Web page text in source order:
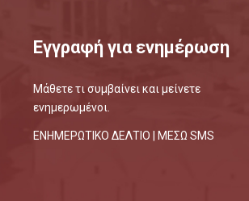
Εγγραφή για ενημέρωση
Μάθετε τι συμβαίνει και μείνετε
ενημερωμένοι.
ΕΝΗΜΕΡΩΤΙΚΟ ΔΕΛΤΙΟ | ΜΕΣΩ SMS